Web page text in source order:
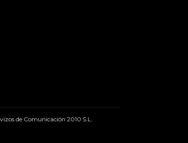
de Comunicación 2010 S.L.